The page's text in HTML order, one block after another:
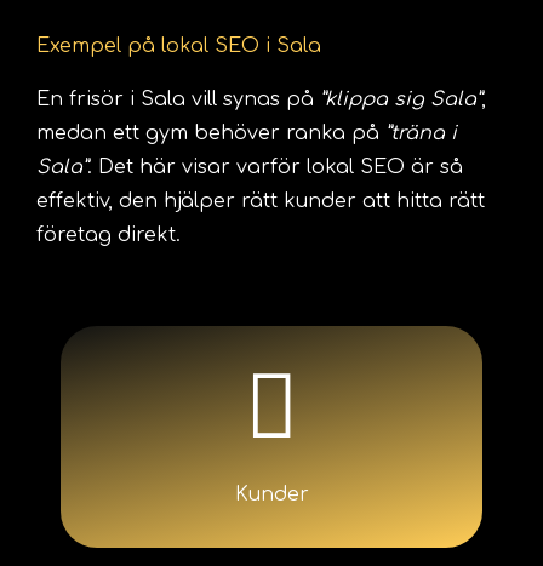
Exempel på lokal SEO i Sala
En frisör i Sala vill synas på ”klippa sig Sala”,
medan ett gym behöver ranka på ”träna i
Sala”. Det här visar varför lokal SEO är så
effektiv, den hjälper rätt kunder att hitta rätt
företag direkt.
Kunder